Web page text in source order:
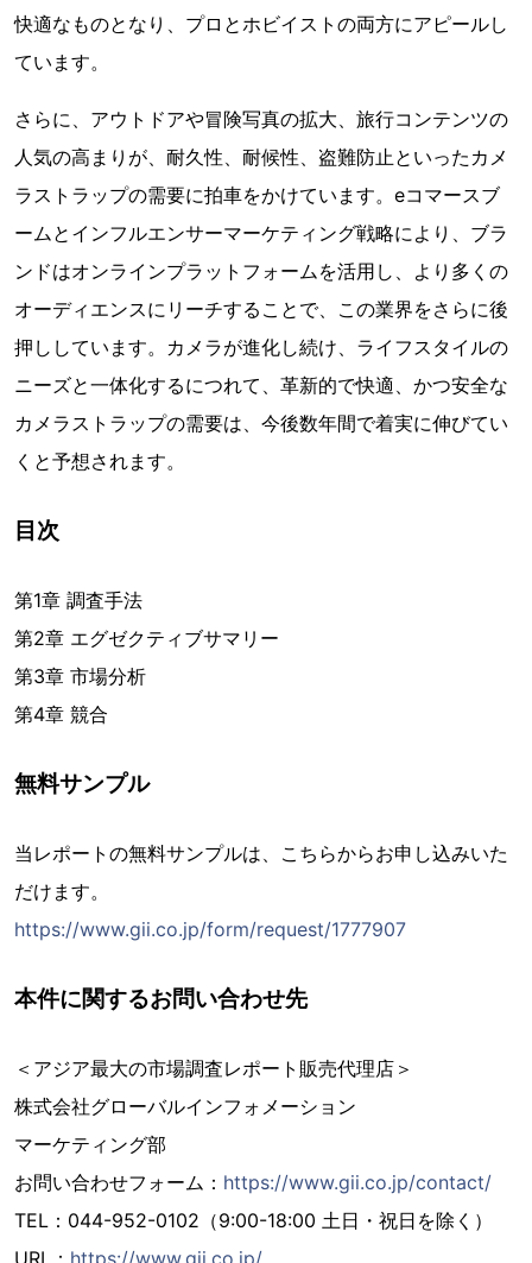
快適なものとなり、プロとホビイストの両方にアピールし
ています。
さらに、アウトドアや冒険写真の拡大、旅行コンテンツの
人気の高まりが、耐久性、耐候性、盗難防止といったカメ
ラストラップの需要に拍車をかけています。eコマースブ
ームとインフルエンサーマーケティング戦略により、ブラ
ンドはオンラインプラットフォームを活用し、より多くの
オーディエンスにリーチすることで、この業界をさらに後
押ししています。カメラが進化し続け、ライフスタイルの
ニーズと一体化するにつれて、革新的で快適、かつ安全な
カメラストラップの需要は、今後数年間で着実に伸びてい
くと予想されます。
目次
第1章 調査手法
第2章 エグゼクティブサマリー
第3章 市場分析
第4章 競合
無料サンプル
当レポートの無料サンプルは、こちらからお申し込みいた
だけます。
https://www.gii.co.jp/form/request/1777907
本件に関するお問い合わせ先
＜アジア最大の市場調査レポート販売代理店＞
株式会社グローバルインフォメーション
マーケティング部
お問い合わせフォーム： https://www.gii.co.jp/contact/
TEL：044-952-0102（9:00-18:00 土日・祝日を除く）